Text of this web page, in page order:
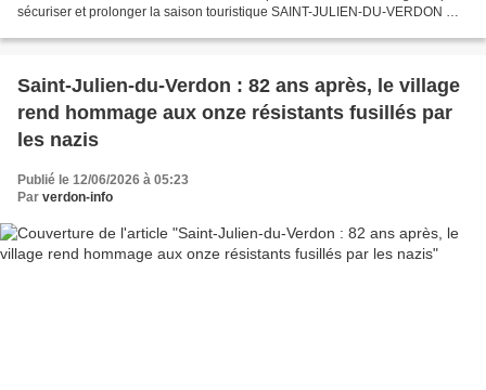
sécuriser et prolonger la saison touristique SAINT-JULIEN-DU-VERDON —
Saint-Julien-du-Verdon : 82 ans après, le village
rend hommage aux onze résistants fusillés par
les nazis
Publié le 12/06/2026 à 05:23
Par verdon-info